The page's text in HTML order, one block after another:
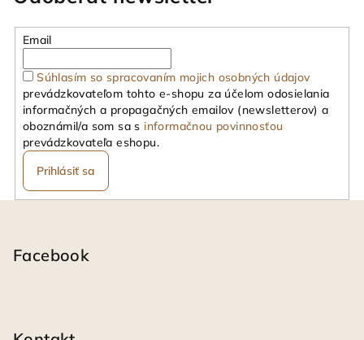
Email
Súhlasím so spracovaním mojich osobných údajov
prevádzkovateľom tohto e-shopu za účelom odosielania
informačných a propagačných emailov (newsletterov) a
oboznámil/a som sa s informačnou povinnosťou
prevádzkovateľa eshopu.
Prihlásiť sa
Facebook